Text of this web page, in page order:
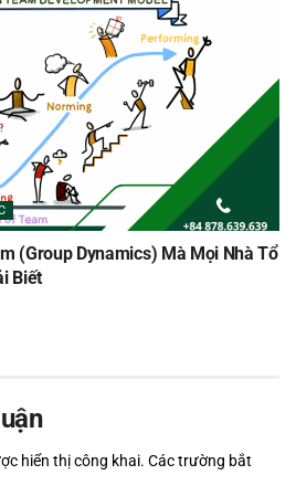
(Group Dynamics) Mà Mọi Nhà Tổ
Biết
hiển thị công khai. Các trường bắt